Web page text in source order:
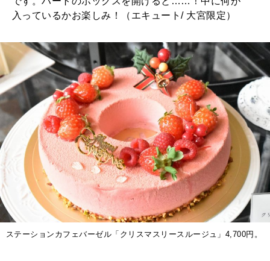
入っているかお楽しみ！（エキュート/ 大宮限定）
ステーションカフェバーゼル「クリスマスリースルージュ」4,700円。